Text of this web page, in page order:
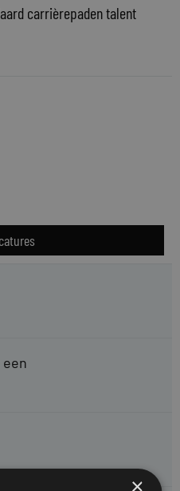
carrièrepaden talent